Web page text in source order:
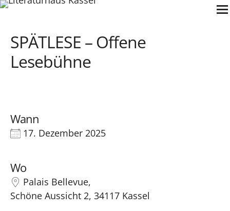
Zum
springen
SPÄTLESE – Offene
Lesebühne
Wann
17. Dezember 2025
Wo
Palais Bellevue,
Schöne Aussicht 2, 34117 Kassel